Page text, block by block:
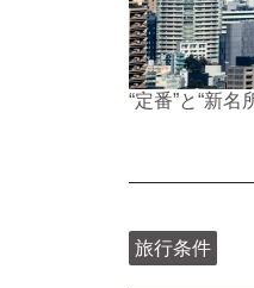
“定番”と“新
旅行条件